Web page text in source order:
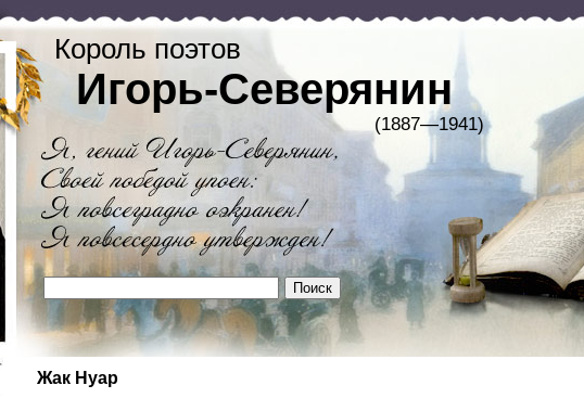
Король поэтов
Игорь-Северянин
(1887—1941)
Жак Нуар